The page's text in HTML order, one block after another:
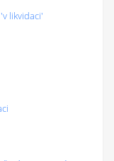
likvidaci'